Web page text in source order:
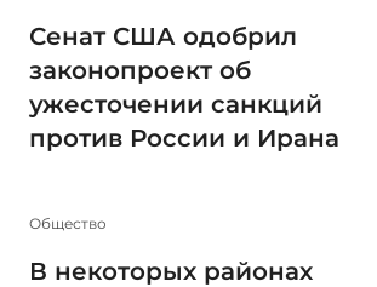
Сенат США одобрил
законопроект об
ужесточении санкций
против России и Ирана
Общество
В некоторых районах